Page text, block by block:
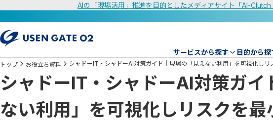
AIの「現場活用」推進を目的としたメディアサイト「AI-
サービスから探す 目的から探
トップ お役立ち資料 シャドーIT・シャドーAI対策ガイド｜現場の「見えない利用」を可視化しリ
シャドーIT・シャドーAI対策ガイ
ない利用」を可視化しリスクを